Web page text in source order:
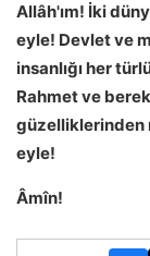
Allâh'ım! İki
eyle! Devlet ve
insanlığı her
Rahmet ve
güzelliklerinden
eyle!
Âmîn!